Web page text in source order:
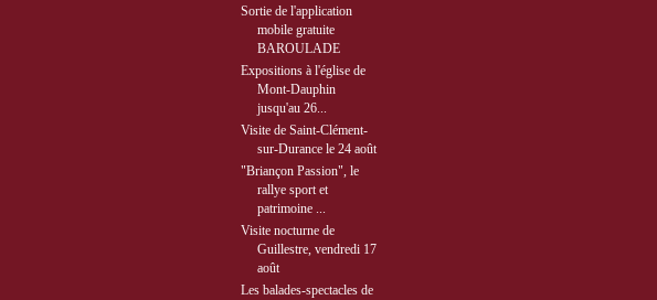
Sortie de l'application
mobile gratuite
BAROULADE
Expositions à l'église de
Mont-Dauphin
jusqu'au 26...
Visite de Saint-Clément-
sur-Durance le 24 août
"Briançon Passion", le
rallye sport et
patrimoine ...
Visite nocturne de
Guillestre, vendredi 17
août
Les balades-spectacles de